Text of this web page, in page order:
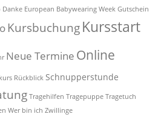
Danke European Babywearing Week Gutschein
KursbuchungKursstart
Neue Termine Online
Rückblick Schnupperstunde
Tragehilfen Tragepuppe Tragetuch
Wer bin ich Zwillinge